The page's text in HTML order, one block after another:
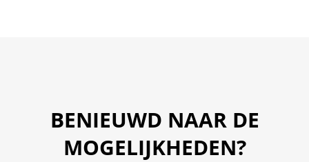
BENIEUWD NAAR DE
MOGELIJKHEDEN?